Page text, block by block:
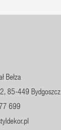
Bełza
85-449 Bydgoszcz
699